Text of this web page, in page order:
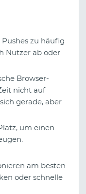
zu häufig
Nutzer ab oder
Browser-
nicht auf
gerade, aber
um einen
am besten
oder schnelle